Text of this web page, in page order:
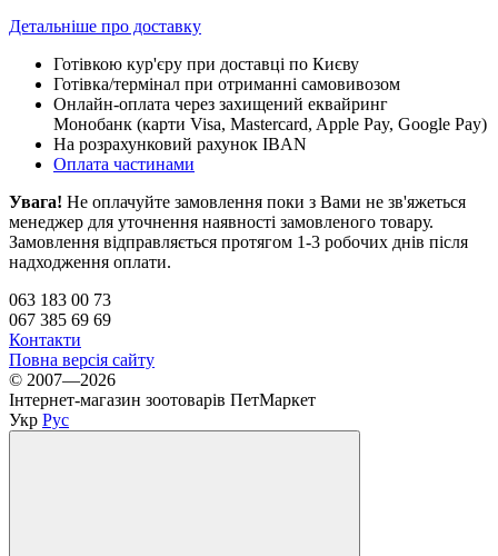
Детальніше про доставку
Готівкою кур'єру при доставці по Києву
Готівка/термінал при отриманні самовивозом
Онлайн-оплата через захищений еквайринг
Монобанк (карти Visa, Mastercard, Apple Pay, Google Pay)
На розрахунковий рахунок IBAN
Оплата частинами
Увага! Не оплачуйте замовлення поки з Вами не зв'яжеться
менеджер для уточнення наявності замовленого товару.
Замовлення відправляється протягом 1-3 робочих днів після
надходження оплати.
063 183 00 73
067 385 69 69
Контакти
Повна версія сайту
© 2007—2026
Інтернет-магазин зоотоварів ПетМаркет
Укр Рус